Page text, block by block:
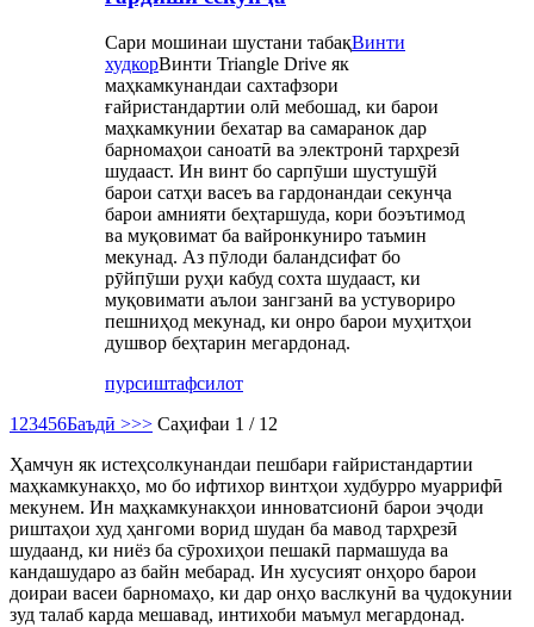
Сари мошинаи шустани табақВинти
худкорВинти Triangle Drive як
маҳкамкунандаи сахтафзори
ғайристандартии олӣ мебошад, ки барои
маҳкамкунии бехатар ва самаранок дар
барномаҳои саноатӣ ва электронӣ тарҳрезӣ
шудааст. Ин винт бо сарпӯши шустушӯй
барои сатҳи васеъ ва гардонандаи секунҷа
барои амнияти беҳтаршуда, кори боэътимод
ва муқовимат ба вайронкуниро таъмин
мекунад. Аз пӯлоди баландсифат бо
рӯйпӯши руҳи кабуд сохта шудааст, ки
муқовимати аълои зангзанӣ ва устувориро
пешниҳод мекунад, ки онро барои муҳитҳои
душвор беҳтарин мегардонад.
пурсиштафсилот
1 23456Баъдӣ >>> Саҳифаи 1 / 12
Ҳамчун як истеҳсолкунандаи пешбари ғайристандартии
маҳкамкунакҳо, мо бо ифтихор винтҳои худбурро муаррифӣ
мекунем. Ин маҳкамкунакҳои инноватсионӣ барои эҷоди
риштаҳои худ ҳангоми ворид шудан ба мавод тарҳрезӣ
шудаанд, ки ниёз ба сӯрохиҳои пешакӣ пармашуда ва
кандашударо аз байн мебарад. Ин хусусият онҳоро барои
доираи васеи барномаҳо, ки дар онҳо васлкунӣ ва ҷудокунии
зуд талаб карда мешавад, интихоби маъмул мегардонад.